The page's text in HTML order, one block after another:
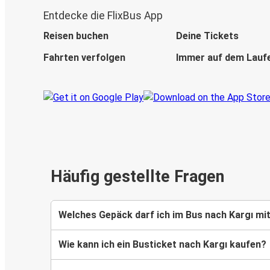
Entdecke die FlixBus App
Reisen buchen
Deine Tickets
Fahrten verfolgen
Immer auf dem
Häufig gestellte Fragen
Welches Gepäck darf ich im Bus nach Kargı
Wie kann ich ein Busticket nach Kargı kaufen?